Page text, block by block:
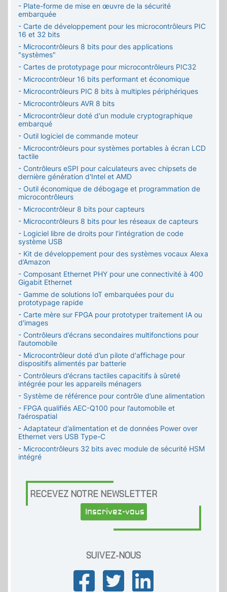
- Plate-forme de mise en œuvre de la sécurité
embarquée
- Carte de développement pour les microcontrôleurs PIC
16 et 32 bits
- Microcontrôleurs 8 bits pour des applications
"systèmes"
- Cartes de prototypage pour microcontrôleurs PIC32
- Microcontrôleur 16 bits performant et économique
- Microcontrôleurs PIC 8 bits à multiples périphériques
- Microcontrôleurs AVR 8 bits
- Microcontrôleur doté d'un module cryptographique
embarqué
- Outil logiciel de commande moteur
- Microcontrôleurs pour systèmes portables à écran LCD
tactile
- Contrôleurs eSPI pour calculateurs avec chipsets de
dernière génération d'Intel et AMD
- Outil économique de débogage et programmation de
microcontrôleurs
- Microcontrôleur 8 bits pour capteurs
- Microcontrôleurs 8 bits pour les réseaux de capteurs
- Logiciel libre de droits pour l’intégration de code
système USB
- Kit de développement pour des systèmes vocaux Alexa
d’Amazon
- Composant Ethernet PHY pour une connectivité à 400
Gigabit Ethernet
- Gamme de solutions IoT embarquées pour du
prototypage rapide
- Carte mère sur FPGA pour prototyper traitement IA ou
d'images
- Contrôleurs d’écrans secondaires multifonctions pour
l’automobile
- Microcontrôleur doté d’un pilote d'affichage pour
dispositifs alimentés par batterie
- Contrôleurs d’écrans tactiles capacitifs à sûreté
intégrée pour les appareils ménagers
- Système de référence pour contrôle d’une alimentation
- FPGA qualifiés AEC-Q100 pour l’automobile et
l’aérospatial
- Adaptateur d’alimentation et de données Power over
Ethernet vers USB Type-C
- Microcontrôleurs 32 bits avec module de sécurité HSM
intégré
RECEVEZ NOTRE NEWSLETTER
Inscrivez-vous
SUIVEZ-NOUS